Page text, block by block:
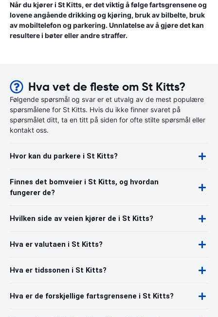
Når du kjører i St Kitts, er det viktig å følge fartsgrensene og
lovene angående drikking og kjøring, bruk av bilbelte, bruk
av mobiltelefon og parkering. Unnlatelse av å gjøre det kan
resultere i bøter eller andre straffer.
Hva vet de fleste om St Kitts?
Følgende spørsmål og svar er et utvalg av de mest populære
spørsmålene for St Kitts. Hvis du ikke finner svaret på
spørsmålet ditt, ta en titt på siden for ofte stilte spørsmål eller
kontakt oss.
Hvor kan du parkere i St Kitts?
Finnes det bomveier i St Kitts, og hvordan
fungerer de?
Hvilken side av veien kjører de i St Kitts?
Hva er valutaen i St Kitts?
Hva er tidssonen i St Kitts?
Hva er de forskjellige fartsgrensene i St Kitts?